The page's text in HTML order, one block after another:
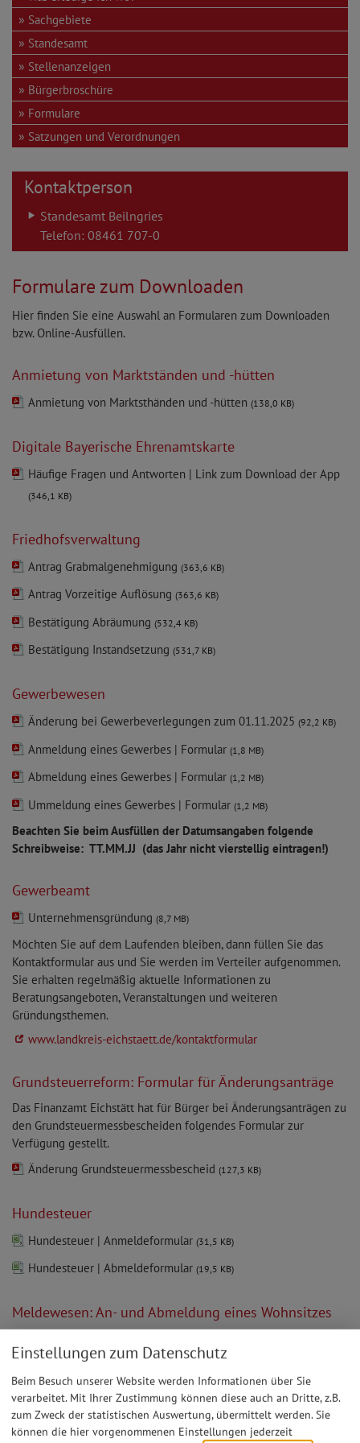
Sachgebiete
Standesamt
Stellenanzeigen
Bürgerbroschüre
Formulare
Satzungen und Verordnungen
Kontaktperson
Standesamt Beilngries
Telefon: 08461 707-0
Formulare zum Downloaden
Hier finden Sie eine Auswahl an Formularen zum Downloaden
bzw. Online-Ausfüllen.
Anmietung von Marktständen und -hütten
Anmietung von Marktsthänden und -hütten (138,0 KB)
Digitale Bayerische Ehrenamtskarte
Häufige Fragen und Antworten | Link zum Download der App
(346,1 KB)
Friedhofsverwaltung
Antrag Grabmalgenehmigung (363,6 KB)
Antrag Vorzeitige Auflösung (363,6 KB)
Bestätigung Abräumung (532,4 KB)
Bestätigung Instandsetzung (531,7 KB)
Gewerbewesen
Änderung bei Gewerbeverlegungen zum 01.11.2025 (92,2 KB)
Anmeldung eines Gewerbes | Formular (1,8 MB)
Abmeldung eines Gewerbes | Formular (1,2 MB)
Ummeldung eines Gewerbes | Formular (1,2 MB)
Beachten Sie beim Ausfüllen der Datumsangaben folgende
Schreibweise: TT.MM.JJ (das Jahr nicht vierstellig eintragen!)
Gewerbeamt
Unternehmensgründung (8,7 MB)
Möchten Sie auf dem Laufenden bleiben, dann füllen Sie das
Kontaktformular aus und Sie werden im Verteiler aufgenommen.
Sie erhalten regelmäßig aktuelle Informationen zu
Beratungsangeboten, Veranstaltungen und weiteren
Gründungsthemen.
www.landkreis-eichstaett.de/kontaktformular
Grundsteuerreform: Formular für Änderungsanträge
Das Finanzamt Eichstätt hat für Bürger bei Änderungsanträgen zu
den Grundsteuermessbescheiden folgendes Formular zur
Verfügung gestellt.
Änderung Grundsteuermessbescheid (127,3 KB)
Hundesteuer
Hundesteuer | Anmeldeformular (31,5 KB)
Hundesteuer | Abmeldeformular (19,5 KB)
Meldewesen: An- und Abmeldung eines Wohnsitzes
Anmeldung
Abmeldung eines Wohnsitzes(130,7 KB)
Einstellungen zum Datenschutz
Beim Besuch unserer Website werden Informationen über Sie
verarbeitet. Mit Ihrer Zustimmung können diese auch an Dritte, z.B.
zum Zweck der statistischen Auswertung, übermittelt werden. Sie
können die hier vorgenommenen Einstellungen jederzeit